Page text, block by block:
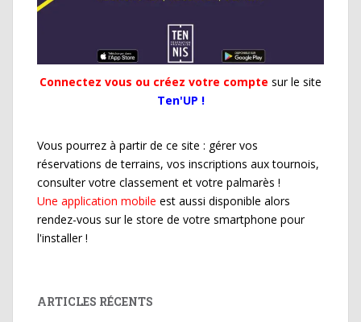
Connectez vous ou créez votre compte sur le site
Ten'UP !
Vous pourrez à partir de ce site : gérer vos
réservations de terrains, vos inscriptions aux tournois,
consulter votre classement et votre palmarès !
Une application mobile est aussi disponible alors
rendez-vous sur le store de votre smartphone pour
l'installer !
ARTICLES RÉCENTS